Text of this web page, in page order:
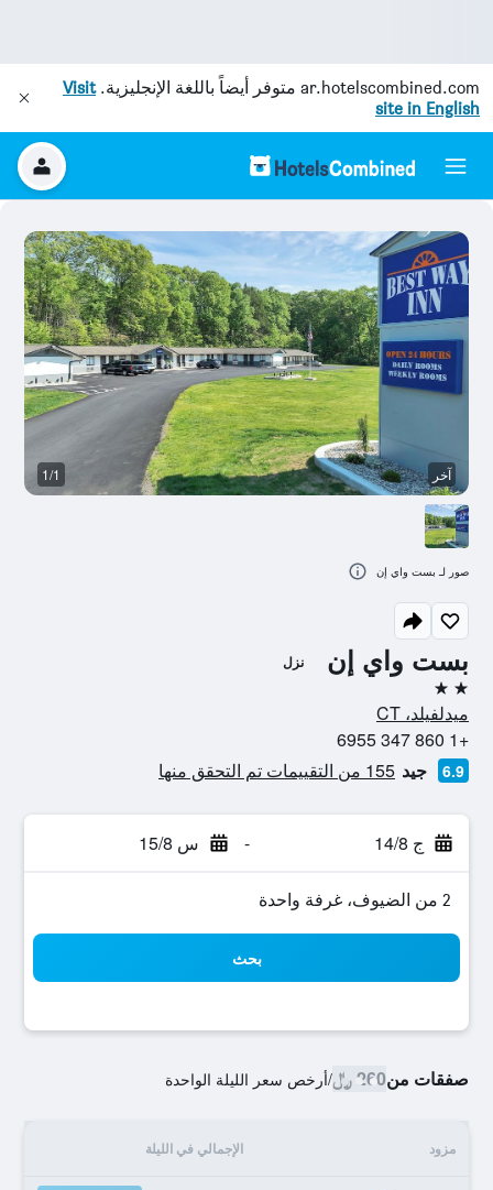
ar.hotelscombined.com متوفر أيضاً باللغة الإنجليزية.Visit
site in English
بست واي إن نزل
2 نجمتين
ميدلفيلد، CT
+1 860 347 6955
6.9 جيد 155 من التقييمات تم التحقق منها
ج 14/8 - س 15/8
2 من الضيوف، غرفة واحدة
بحث
صفقات من260 ﷼ /أرخص سعر الليلة الواحدة
مزود الإجمالي في الليلة
آخر 1/1
صور لـ بست واي إن